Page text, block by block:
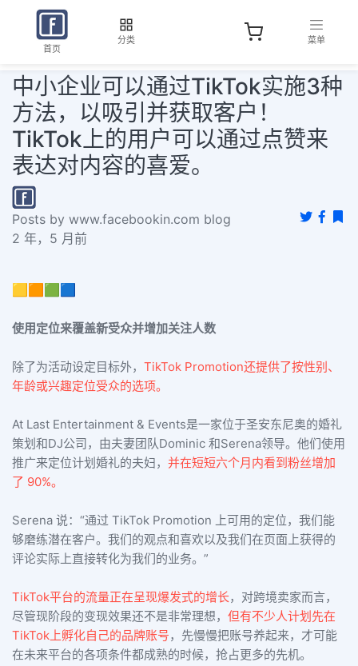
首页
分类 菜单
中小企业可以通过TikTok实施3种
方法，以吸引并获取客户！
TikTok上的用户可以通过点赞来
表达对内容的喜爱。
Posts by www.facebookin.com blog
2 年，5 月前
🟨🟧🟩🟦
使用定位来覆盖新受众并增加关注人数
除了为活动设定目标外， TikTok Promotion还提供了按性别、
年龄或兴趣定位受众的选项。
At Last Entertainment & Events是一家位于圣安东尼奥的婚礼
策划和DJ公司，由夫妻团队Dominic 和Serena领导。他们使用
推广来定位计划婚礼的夫妇， 并在短短六个月内看到粉丝增加
了 90%。
Serena 说：“通过 TikTok Promotion 上可用的定位，我们能
够磨练潜在客户。我们的观点和喜欢以及我们在页面上获得的
评论实际上直接转化为我们的业务。”
TikTok平台的流量正在呈现爆发式的增长，对跨境卖家而言，
尽管现阶段的变现效果还不是非常理想， 但有不少人计划先在
TikTok上孵化自己的品牌账号，先慢慢把账号养起来，才可能
在未来平台的各项条件都成熟的时候，抢占更多的先机。